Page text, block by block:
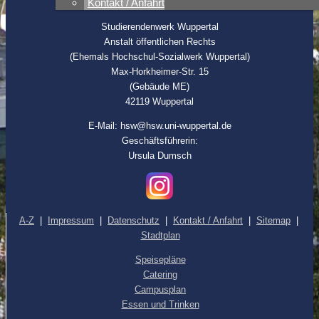
Kontakt / Anfahrt
© 2015-2026 Studierendenwerk Wuppertal
Studierendenwerk Wuppertal
Anstalt öffentlichen Rechts
(Ehemals Hochschul-Sozialwerk Wuppertal)
Max-Horkheimer-Str. 15
(Gebäude ME)
42119 Wuppertal
E-Mail: hsw@hsw.uni-wuppertal.de
Geschäftsführerin:
Ursula Dumsch
A-Z Impressum Datenschutz Kontakt / Anfahrt Sitemap
Stadtplan
Speisepläne
Catering
Campusplan
Essen und Trinken